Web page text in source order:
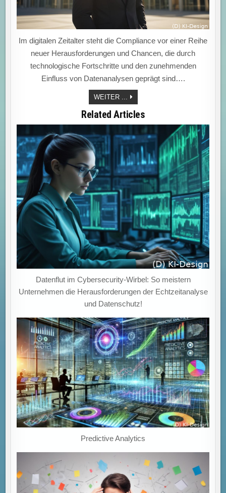
Im digitalen Zeitalter steht die Compliance vor einer Reihe
neuer Herausforderungen und Chancen, die durch
technologische Fortschritte und den zunehmenden
Einfluss von Datenanalysen geprägt sind….
WEITER ...
DIGITALE
COMPLIANCE:
MIT
KI
SCHULUNG
FIT
FÜR
DIE
ZUKUNFT
–
RISIKEN
ERKENNEN,
ERWARTUNGEN
ERFÜLLEN!
Related Articles
Datenflut im Cybersecurity-Wirbel: So meistern
Unternehmen die Herausforderungen der Echtzeitanalyse
und Datenschutz!
Predictive Analytics